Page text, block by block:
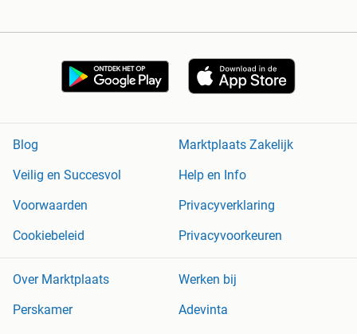
Blog
Marktplaats Zakelijk
Veilig en Succesvol
Help en Info
Voorwaarden
Privacyverklaring
Cookiebeleid
Privacyvoorkeuren
Over Marktplaats
Werken bij
Perskamer
Adevinta